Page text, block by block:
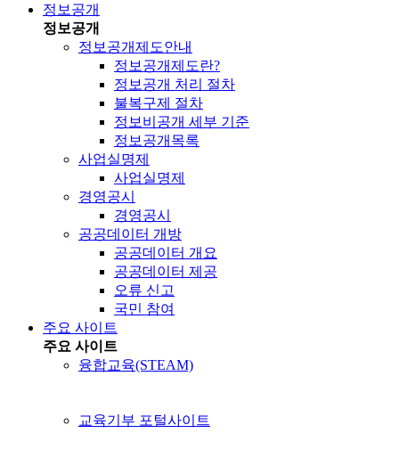
정보공개
정보공개
정보공개제도안내
정보공개제도란?
정보공개 처리 절차
불복구제 절차
정보비공개 세부 기준
정보공개목록
사업실명제
사업실명제
경영공시
경영공시
공공데이터 개방
공공데이터 개요
공공데이터 제공
오류 신고
국민 참여
주요 사이트
주요 사이트
융합교육(STEAM)
교육기부 포털사이트